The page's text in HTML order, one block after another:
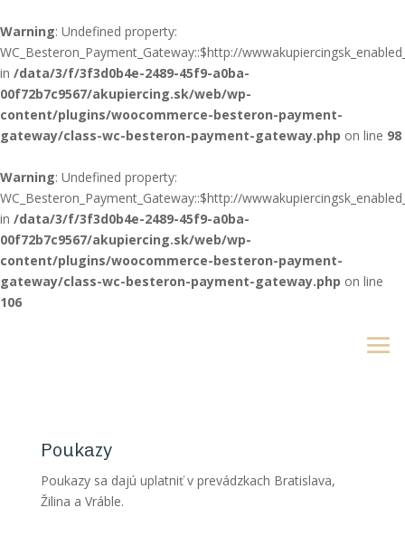
Warning: Undefined property:
WC_Besteron_Payment_Gateway::$http://
in /data/3/f/3f3d0b4e-2489-45f9-a0ba-
00f72b7c9567/akupiercing.sk/web/wp-
content/plugins/woocommerce-besteron-payment-
gateway/class-wc-besteron-payment-gateway.php on line 98
Warning: Undefined property:
WC_Besteron_Payment_Gateway::$http://
in /data/3/f/3f3d0b4e-2489-45f9-a0ba-
00f72b7c9567/akupiercing.sk/web/wp-
content/plugins/woocommerce-besteron-payment-
gateway/class-wc-besteron-payment-gateway.php on line
106
Poukazy
Poukazy sa dajú uplatniť v prevádzkach Bratislava,
Žilina a Vráble.